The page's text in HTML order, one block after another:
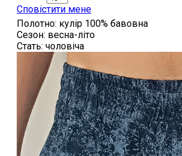
Сповістити мене
Полотно: кулір 100% бавовна
Сезон: весна-літо
Стать: чоловіча